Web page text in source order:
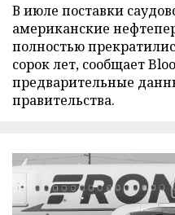
В июле поставки
американские
полностью
сорок лет, сообщает
предварительные
правительства.